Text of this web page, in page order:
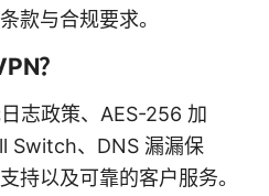
款与合规要求。
？
志政策、AES-256 加
Switch、DNS 漏漏保
持以及可靠的客户服务。